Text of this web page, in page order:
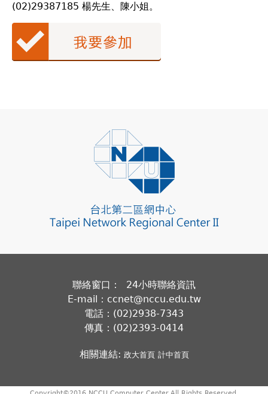
(02)29387185 楊先生、陳小姐。
聯絡窗口： 24小時聯絡資訊
E-mail：ccnet@nccu.edu.tw
電話：(02)2938-7343
傳真：(02)2393-0414
相關連結: 政大首頁 計中首頁